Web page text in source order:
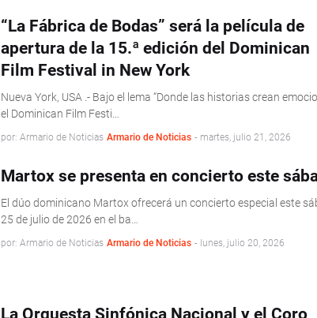
“La Fábrica de Bodas” será la película de
apertura de la 15.ª edición del Dominican
Film Festival in New York
Nueva York, USA .- Bajo el lema “Donde las historias crean
el Dominican Film Festi…
por: Armario de Noticias Armario de Noticias - martes, julio 21, 2026
Martox se presenta en concierto este
El dúo dominicano Martox ofrecerá un concierto especial este
25 de julio de 2026 en el ba…
por: Armario de Noticias Armario de Noticias - lunes, julio 20, 2026
La Orquesta Sinfónica Nacional y el Coro